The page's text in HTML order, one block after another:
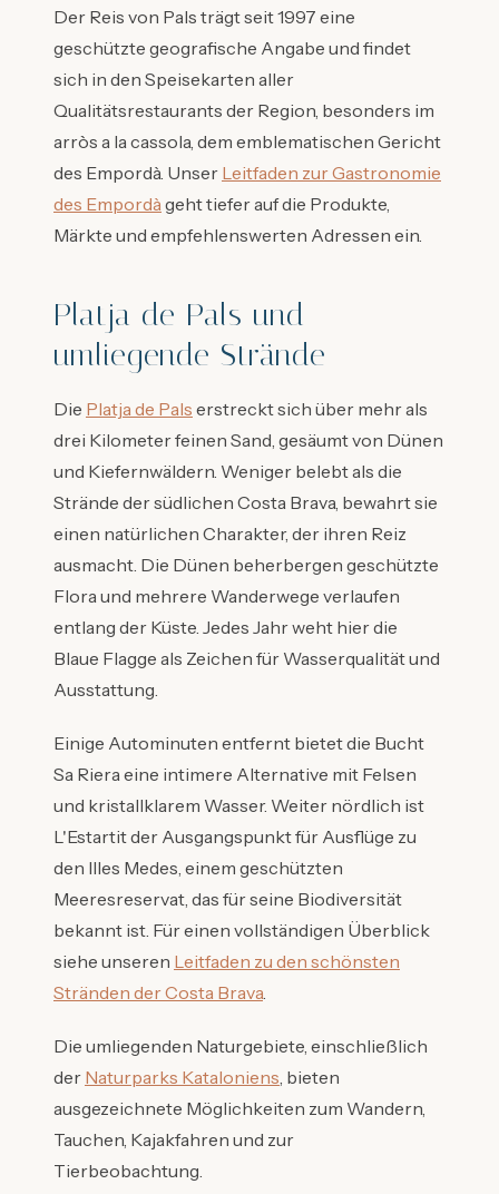
Der Reis von Pals trägt seit 1997 eine
geschützte geografische Angabe und findet
sich in den Speisekarten aller
Qualitätsrestaurants der Region, besonders im
arròs a la cassola, dem emblematischen Gericht
des Empordà. Unser Leitfaden zur Gastronomie
des Empordàgeht tiefer auf die Produkte,
Märkte und empfehlenswerten Adressen ein.
Platja de Pals und
umliegende Strände
Die Platja de Pals erstreckt sich über mehr als
drei Kilometer feinen Sand, gesäumt von Dünen
und Kiefernwäldern. Weniger belebt als die
Strände der südlichen Costa Brava, bewahrt sie
einen natürlichen Charakter, der ihren Reiz
ausmacht. Die Dünen beherbergen geschützte
Flora und mehrere Wanderwege verlaufen
entlang der Küste. Jedes Jahr weht hier die
Blaue Flagge als Zeichen für Wasserqualität und
Ausstattung.
Einige Autominuten entfernt bietet die Bucht
Sa Riera eine intimere Alternative mit Felsen
und kristallklarem Wasser. Weiter nördlich ist
L'Estartit der Ausgangspunkt für Ausflüge zu
den Illes Medes, einem geschützten
Meeresreservat, das für seine Biodiversität
bekannt ist. Für einen vollständigen Überblick
siehe unseren Leitfaden zu den schönsten
Stränden der Costa Brava.
Die umliegenden Naturgebiete, einschließlich
der Naturparks Kataloniens, bieten
ausgezeichnete Möglichkeiten zum Wandern,
Tauchen, Kajakfahren und zur
Tierbeobachtung.